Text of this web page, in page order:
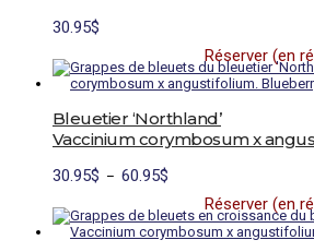
30.95$
Réserver (en
Ce
produit
plusieurs
variations.
Les
options
peuvent
choisies
sur
Bleuetier ‘Northland’
Vaccinium corymbosum x
30.95$ – 60.95$
30.95$
à
Réserver (en
Ce
produit